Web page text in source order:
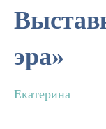
эра»
Екатерина